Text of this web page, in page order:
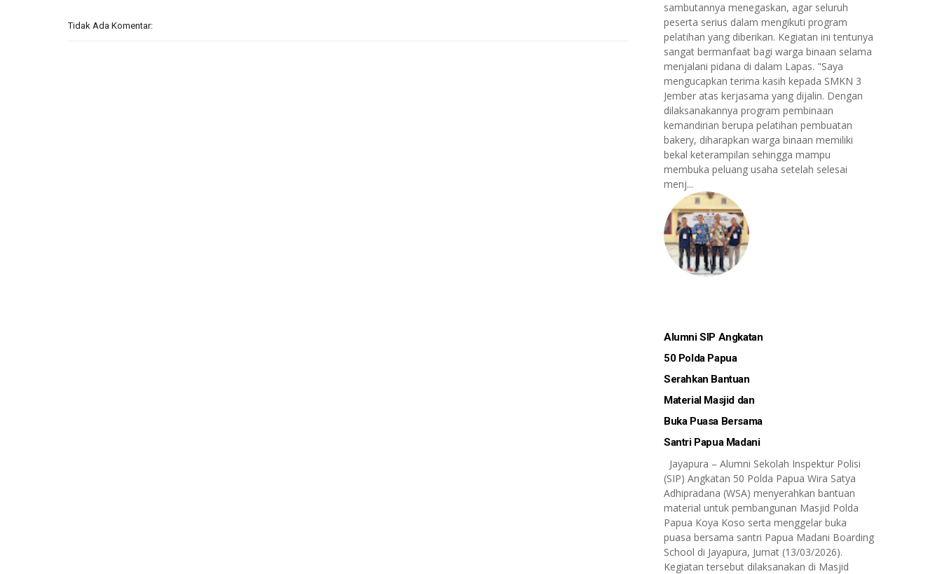
Tidak Ada Komentar:
sambutannya menegaskan, agar seluruh
peserta serius dalam mengikuti program
pelatihan yang diberikan. Kegiatan ini tentunya
sangat bermanfaat bagi warga binaan selama
menjalani pidana di dalam Lapas. "Saya
mengucapkan terima kasih kepada SMKN 3
Jember atas kerjasama yang dijalin. Dengan
dilaksanakannya program pembinaan
kemandirian berupa pelatihan pembuatan
bakery, diharapkan warga binaan memiliki
bekal keterampilan sehingga mampu
membuka peluang usaha setelah selesai
menj...
Alumni SIP Angkatan
50 Polda Papua
Serahkan Bantuan
Material Masjid dan
Buka Puasa Bersama
Santri Papua Madani
Jayapura – Alumni Sekolah Inspektur Polisi
(SIP) Angkatan 50 Polda Papua Wira Satya
Adhipradana (WSA) menyerahkan bantuan
material untuk pembangunan Masjid Polda
Papua Koya Koso serta menggelar buka
puasa bersama santri Papua Madani Boarding
School di Jayapura, Jumat (13/03/2026).
Kegiatan tersebut dilaksanakan di Masjid